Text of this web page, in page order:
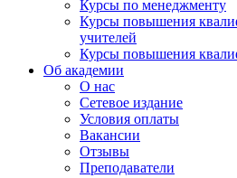
Курсы по менеджменту
Курсы повышения
учителей
Курсы повышения
Об академии
О нас
Сетевое издание
Условия оплаты
Вакансии
Отзывы
Преподаватели